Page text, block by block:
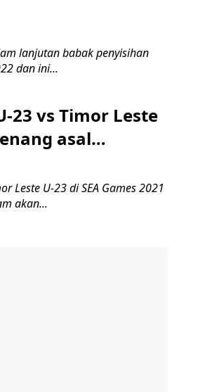
lanjutan babak penyisihan
dan ini...
23 vs Timor Leste
asal…
Leste U-23 di SEA Games 2021
akan...